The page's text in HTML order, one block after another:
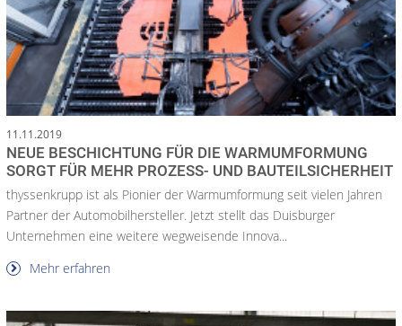
11.11.2019
NEUE BESCHICHTUNG FÜR DIE WARMUMFORMUNG
SORGT FÜR MEHR PROZESS- UND BAUTEILSICHERHEIT
thyssenkrupp ist als Pionier der Warmumformung seit vielen Jahren
Partner der Automobilhersteller. Jetzt stellt das Duisburger
Unternehmen eine weitere wegweisende Innova...
Mehr erfahren